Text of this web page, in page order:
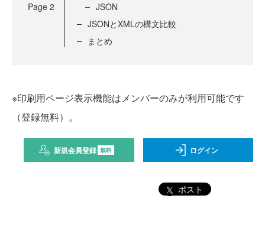
Page 2
JSON
JSONとXMLの構文比較
まとめ
※印刷用ページ表示機能はメンバーのみが利用可能です
（登録無料）。
新規会員登録 無料 ログイン
ポスト